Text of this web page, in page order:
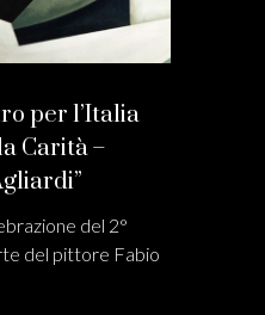
per l’Italia
Carità –
del 2°
del pittore Fabio